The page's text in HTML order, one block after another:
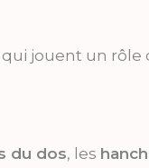
jouent un rôle
du dos, les